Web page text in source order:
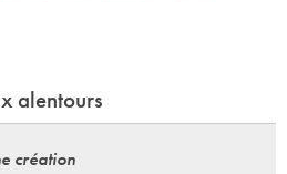
alentours
création